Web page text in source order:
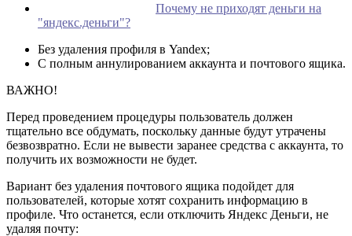
Почему не приходят деньги на
"яндекс.деньги"?
Без удаления профиля в Yandex;
С полным аннулированием аккаунта и почтового ящика.
ВАЖНО!
Перед проведением процедуры пользователь должен
тщательно все обдумать, поскольку данные будут утрачены
безвозвратно. Если не вывести заранее средства с аккаунта, то
получить их возможности не будет.
Вариант без удаления почтового ящика подойдет для
пользователей, которые хотят сохранить информацию в
профиле. Что останется, если отключить Яндекс Деньги, не
удаляя почту: